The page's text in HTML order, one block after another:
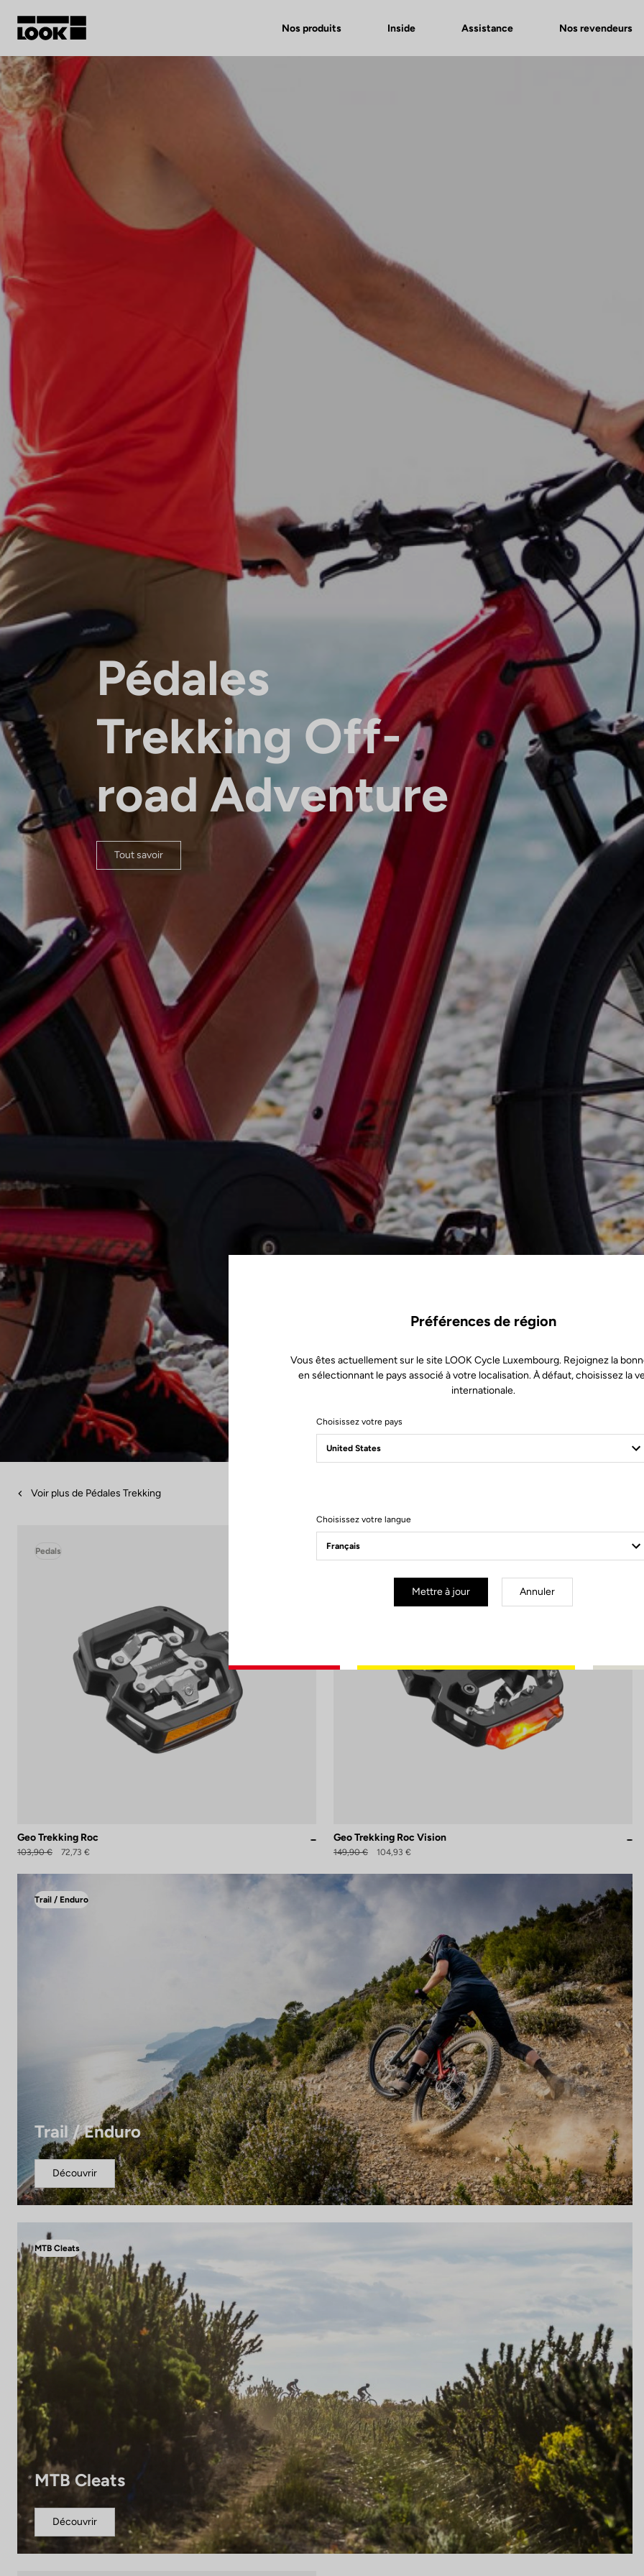
Nos produits Inside Assistance Nos revendeurs
Mon compte
Pédales
Trekking Off-
road Adventure
Tout savoir
Voir plus de Pédales Trekking
Pedals
Geo Trekking Roc
103,90 € 72,73 €
Pedals
Geo Trekking Roc Vision
149,90 € 104,93 €
Trail / Enduro
Trail / Enduro
Découvrir
MTB Cleats
MTB Cleats
Découvrir
Préférences de région
Vous êtes actuellement sur le site LOOK Cycle Luxembourg. Rejoignez la
en sélectionnant le pays associé à votre localisation. À défaut, choisissez la
internationale.
Choisissez votre pays
Choisissez votre langue
Mettre à jour Annuler